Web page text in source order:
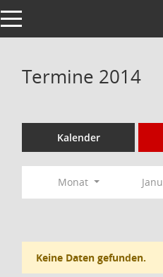
Toggle navigation
Termine 2014
Kalender
Monat
Keine Daten gefunden.